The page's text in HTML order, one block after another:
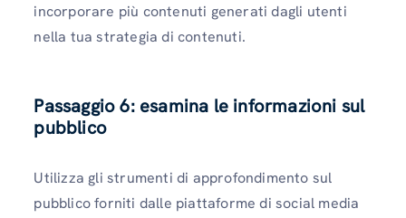
incorporare più contenuti generati dagli utenti
nella tua strategia di contenuti.
Passaggio 6: esamina le informazioni sul
pubblico
Utilizza gli strumenti di approfondimento sul
pubblico forniti dalle piattaforme di social media